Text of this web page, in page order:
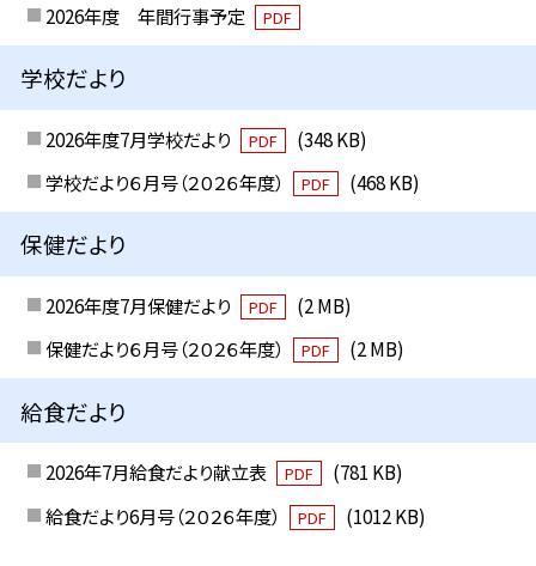
2026年度 年間行事予定 PDF
学校だより
2026年度7月学校だより PDF
(348 KB)
学校だより６月号（２０２６年度）
PDF (468 KB)
保健だより
2026年度7月保健だより PDF
(2 MB)
保健だより６月号（２０２６年度）
PDF (2 MB)
給食だより
2026年7月給食だより献立表 PDF
(781 KB)
給食だより6月号（２０２６年度）
PDF (1012 KB)